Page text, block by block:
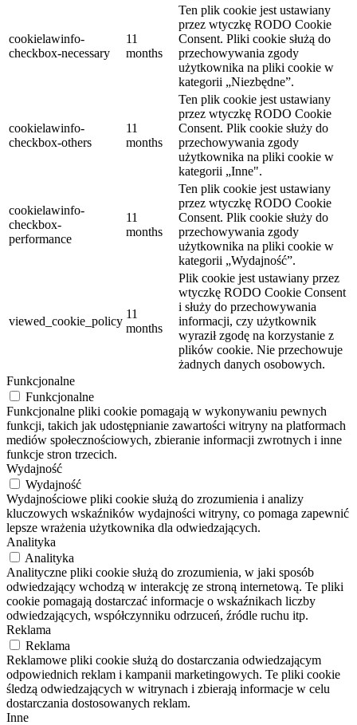
cookielawinfo-
checkbox-necessary
11
months
Ten plik cookie jest ustawiany
przez wtyczkę RODO Cookie
Consent. Pliki cookie służą do
przechowywania zgody
użytkownika na pliki cookie w
kategorii „Niezbędne”.
cookielawinfo-
checkbox-others
11
months
Ten plik cookie jest ustawiany
przez wtyczkę RODO Cookie
Consent. Plik cookie służy do
przechowywania zgody
użytkownika na pliki cookie w
kategorii „Inne".
cookielawinfo-
checkbox-
performance
11
months
Ten plik cookie jest ustawiany
przez wtyczkę RODO Cookie
Consent. Plik cookie służy do
przechowywania zgody
użytkownika na pliki cookie w
kategorii „Wydajność”.
viewed_cookie_policy
11
months
Plik cookie jest ustawiany przez
wtyczkę RODO Cookie Consent
i służy do przechowywania
informacji, czy użytkownik
wyraził zgodę na korzystanie z
plików cookie. Nie przechowuje
żadnych danych osobowych.
Funkcjonalne
Funkcjonalne
Funkcjonalne pliki cookie pomagają w wykonywaniu pewnych
funkcji, takich jak udostępnianie zawartości witryny na platformach
mediów społecznościowych, zbieranie informacji zwrotnych i inne
funkcje stron trzecich.
Wydajność
Wydajność
Wydajnościowe pliki cookie służą do zrozumienia i analizy
kluczowych wskaźników wydajności witryny, co pomaga zapewnić
lepsze wrażenia użytkownika dla odwiedzających.
Analityka
Analityka
Analityczne pliki cookie służą do zrozumienia, w jaki sposób
odwiedzający wchodzą w interakcję ze stroną internetową. Te pliki
cookie pomagają dostarczać informacje o wskaźnikach liczby
odwiedzających, współczynniku odrzuceń, źródle ruchu itp.
Reklama
Reklama
Reklamowe pliki cookie służą do dostarczania odwiedzającym
odpowiednich reklam i kampanii marketingowych. Te pliki cookie
śledzą odwiedzających w witrynach i zbierają informacje w celu
dostarczania dostosowanych reklam.
Inne